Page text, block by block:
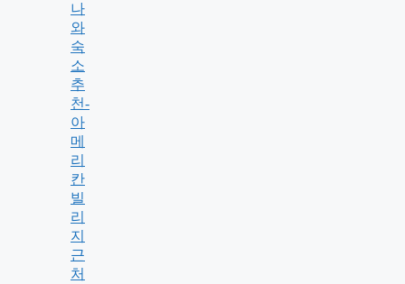
나
와
숙
소
추
천-
아
메
리
칸
빌
리
지
근
처